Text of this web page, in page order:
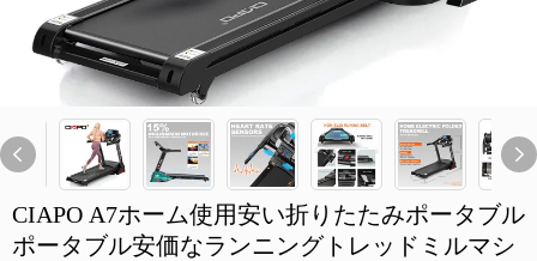
CIAPO A7ホーム使用安い折りたたみポータブル
ポータブル安価なランニングトレッドミルマシ